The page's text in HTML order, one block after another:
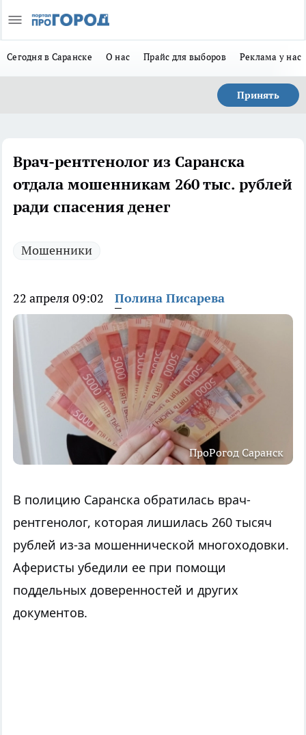
Сегодня в Саранске О нас Прайс для выборов Реклама у нас
Принять
Врач-рентгенолог из Саранска
отдала мошенникам 260 тыс. рублей
ради спасения денег
Мошенники
22 апреля 09:02 Полина Писарева
ПроРогод Саранск
В полицию Саранска обратилась врач-
рентгенолог, которая лишилась 260 тысяч
рублей из-за мошеннической многоходовки.
Аферисты убедили ее при помощи
поддельных доверенностей и других
документов.